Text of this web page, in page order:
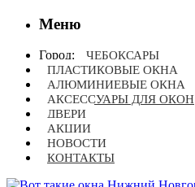
Меню
Город:
ЧЕБОКСАРЫ
ПЛАСТИКОВЫЕ ОКНА
АЛЮМИНИЕВЫЕ ОКНА
АКСЕССУАРЫ ДЛЯ ОКОН
ДВЕРИ
АКЦИИ
НОВОСТИ
КОНТАКТЫ